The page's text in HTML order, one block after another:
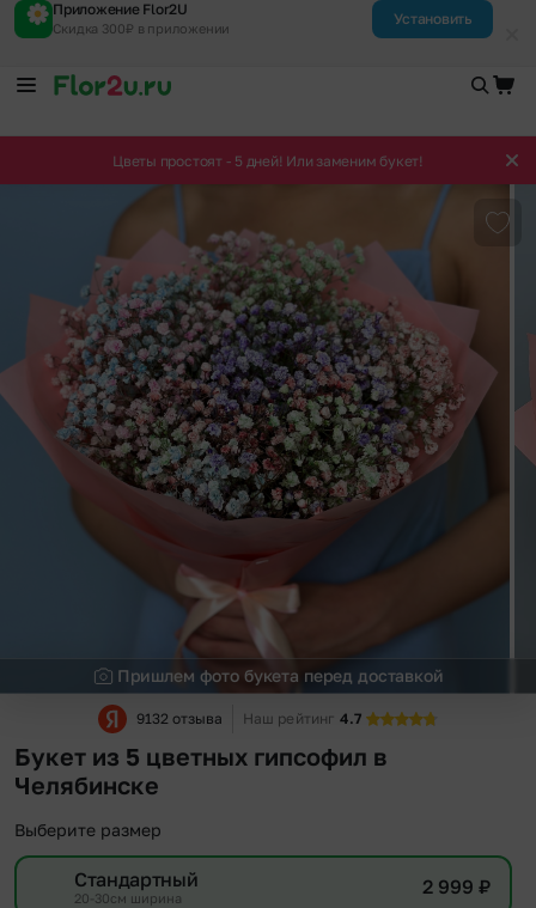
Приложение Flor2U
Скидка 300₽ в приложении
Установить
Цветы простоят - 5 дней! Или заменим букет!
Пришлем фото букета перед доставкой
9132 отзыва Наш рейтинг 4.7
Букет из 5 цветных гипсофил в
Челябинске
Выберите размер
Стандартный
20-30см ширина 2 999 ₽